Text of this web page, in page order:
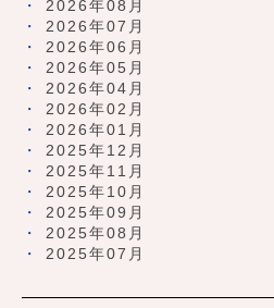
2026年08月
2026年07月
2026年06月
2026年05月
2026年04月
2026年02月
2026年01月
2025年12月
2025年11月
2025年10月
2025年09月
2025年08月
2025年07月